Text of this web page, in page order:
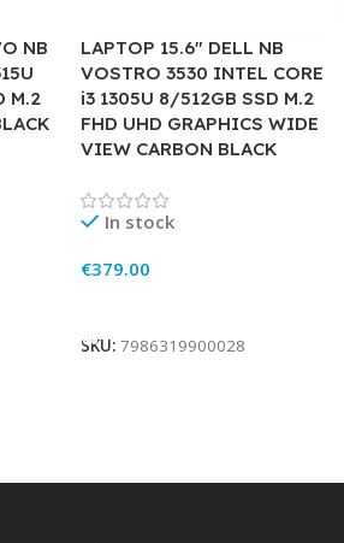
NB
M.2
LAPTOP 15.6″ DELL NB
VOSTRO 3530 INTEL CORE
i3 1305U 8/512GB SSD M.2
FHD UHD GRAPHICS WIDE
VIEW CARBON BLACK
In stock
€379.00
SKU: 7986319900028